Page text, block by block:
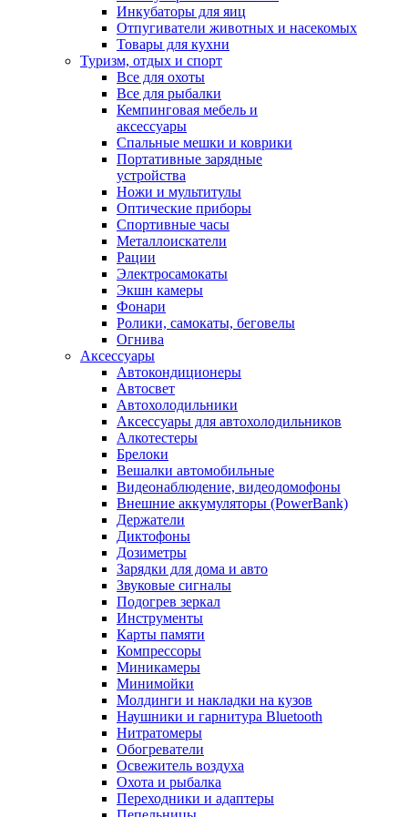
Инкубаторы для яиц
Отпугиватели животных и насекомых
Товары для кухни
Туризм, отдых и спорт
Все для охоты
Все для рыбалки
Кемпинговая мебель и
аксессуары
Спальные мешки и коврики
Портативные зарядные
устройства
Ножи и мультитулы
Оптические приборы
Спортивные часы
Металлоискатели
Рации
Электросамокаты
Экшн камеры
Фонари
Ролики, самокаты, беговелы
Огнива
Аксессуары
Автокондиционеры
Aвтосвет
Автохолодильники
Аксессуары для автохолодильников
Алкотестеры
Брелоки
Вешалки автомобильные
Видеонаблюдение, видеодомофоны
Внешние аккумуляторы (PowerBank)
Держатели
Диктофоны
Дозиметры
Зарядки для дома и авто
Звуковые сигналы
Подогрев зеркал
Инструменты
Карты памяти
Компрессоры
Миникамеры
Минимойки
Молдинги и накладки на кузов
Наушники и гарнитура Bluetooth
Нитратомеры
Обогреватели
Освежитель воздуха
Охота и рыбалка
Переходники и адаптеры